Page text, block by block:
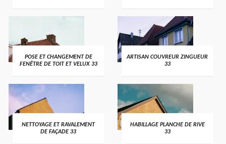
POSE ET CHANGEMENT DE
FENÊTRE DE TOIT ET VELUX 33
ARTISAN COUVREUR ZINGUEUR
33
NETTOYAGE ET RAVALEMENT
DE FAÇADE 33
HABILLAGE PLANCHE DE RIVE
33